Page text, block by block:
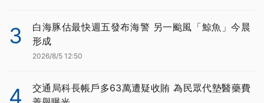
3
白海豚估最快週五發布海警 另一颱風「鯨魚」今晨
形成
2026/8/5 12:50
4
交通局科長帳戶多63萬遭疑收賄 為民眾代墊醫藥費